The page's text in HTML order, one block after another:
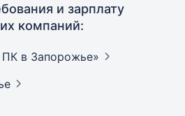
и зарплату
компаний:
ПК в Запорожье»